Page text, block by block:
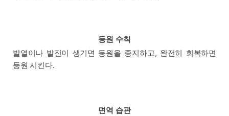
등원 수칙
발열이나 발진이 생기면 등원을 중지하고, 완전히 회복하면
등원 시킨다.
면역 습관